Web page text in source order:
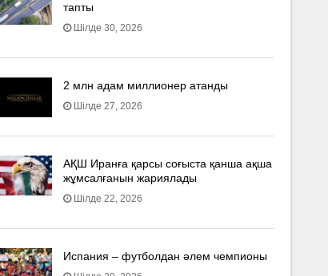
тапты
Шілде 30, 2026
2 млн адам миллионер атанды
Шілде 27, 2026
АҚШ Иранға қарсы соғыста қанша ақша
жұмсалғанын жариялады
Шілде 22, 2026
Испания – футболдан әлем чемпионы